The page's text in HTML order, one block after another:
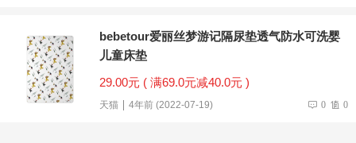
bebetour爱丽丝梦游记隔尿垫透气防水可洗婴
儿童床垫
29.00元 ( 满69.0元减40.0元 )
天猫 4年前 (2022-07-19) 0 0